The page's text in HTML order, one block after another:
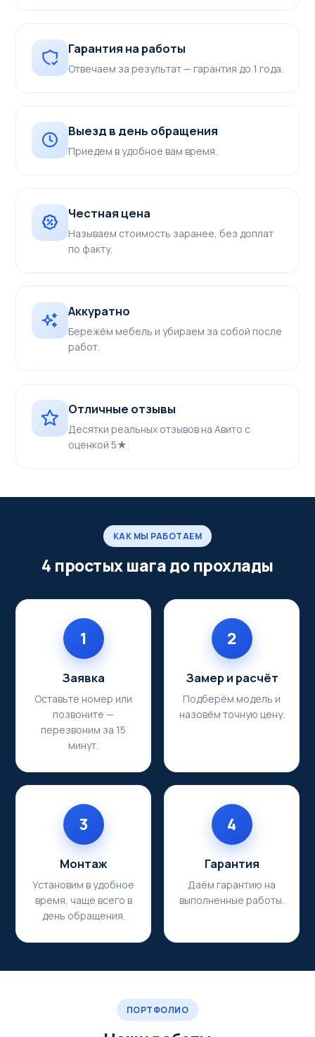
Гарантия на работы
Отвечаем за результат — гарантия до 1 года.
Выезд в день обращения
Приедем в удобное вам время.
Честная цена
Называем стоимость заранее, без доплат
по факту.
Аккуратно
Бережём мебель и убираем за собой после
работ.
Отличные отзывы
Десятки реальных отзывов на Авито с
оценкой 5★.
КАК МЫ РАБОТАЕМ
4 простых шага до прохлады
1
Заявка
Оставьте номер или
позвоните —
перезвоним за 15
минут.
2
Замер и расчёт
Подберём модель и
назовём точную цену.
3
Монтаж
Установим в удобное
время, чаще всего в
день обращения.
4
Гарантия
Даём гарантию на
выполненные работы.
ПОРТФОЛИО